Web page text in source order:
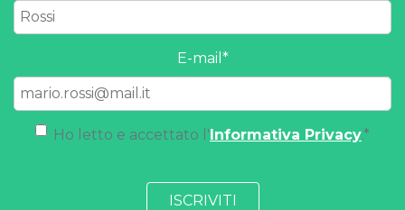
E-mail *
Ho letto e accettato l' Informativa Privacy.*